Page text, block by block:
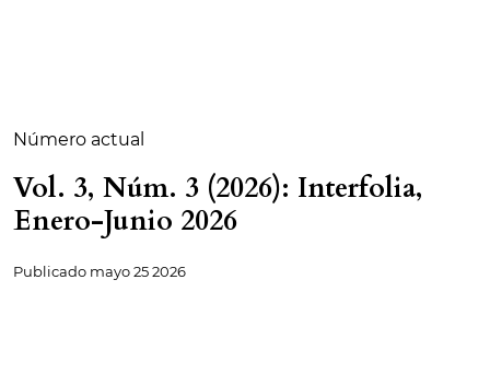
Número actual
Vol. 3, Núm. 3 (2026): Interfolia,
Enero-Junio 2026
Publicado mayo 25 2026